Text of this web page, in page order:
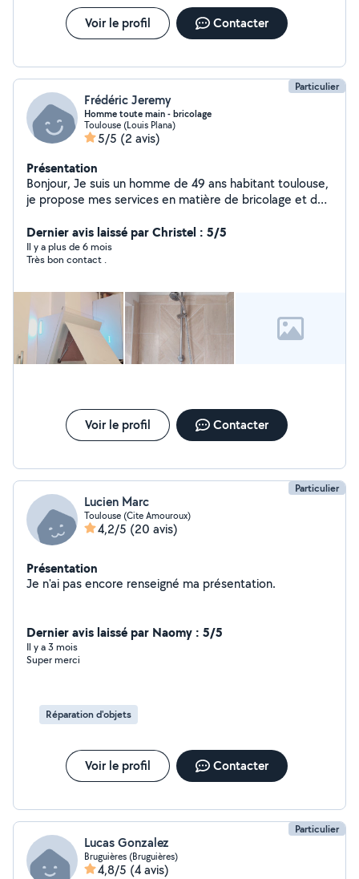
Voir le profil Contacter
Particulier
Frédéric Jeremy
Homme toute main - bricolage
Toulouse (Louis Plana)
5/5 (2 avis)
Présentation
Bonjour, Je suis un homme de 49 ans habitant toulouse,
je propose mes services en matière de bricolage et de
Petits travaux electri-ques. Changement de robineterie,
joints, détection de fuite. Assemblage de meubles en
kit. Nettoyage extérieur. Fixation étagères, miroir,
Réparations et bricolage divers, volet roulant motorisé.
Démolition cloison, dalle extérieure, muret.... Divers .....
Merci de me contacter pour plus de renseignements.
Bricoleur averti et travail soigné.
Dernier avis laissé par Christel : 5/5
Il y a plus de 6 mois
Très bon contact .
Voir le profil Contacter
Particulier
Lucien Marc
Toulouse (Cite Amouroux)
4,2/5 (20 avis)
Présentation
Je n'ai pas encore renseigné ma présentation.
Dernier avis laissé par Naomy : 5/5
Il y a 3 mois
Super merci
Réparation d'objets
Voir le profil Contacter
Particulier
Lucas Gonzalez
Bruguières (Bruguières)
4,8/5 (4 avis)